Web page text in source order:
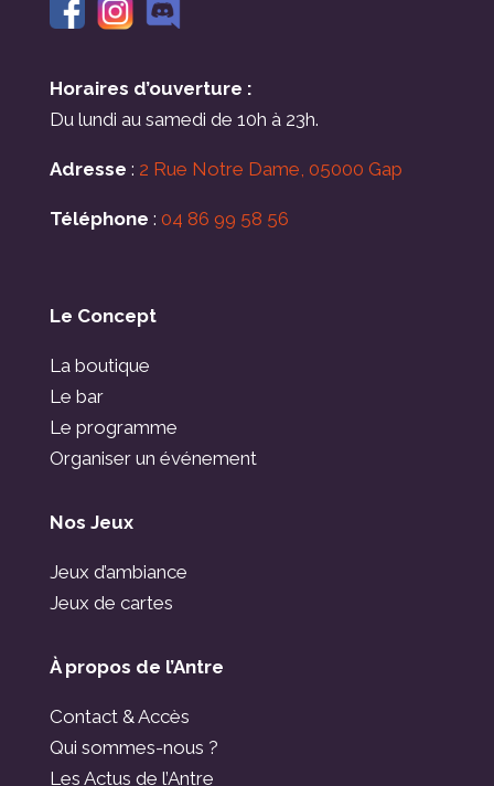
Horaires d’ouverture :
Du lundi au samedi de 10h à 23h.
Adresse : 2 Rue Notre Dame, 05000 Gap
Téléphone : 04 86 99 58 56
Le Concept
La boutique
Le bar
Le programme
Organiser un événement
Nos Jeux
Jeux d’ambiance
Jeux de cartes
À propos de l’Antre
Contact & Accès
Qui sommes-nous ?
Les Actus de l’Antre